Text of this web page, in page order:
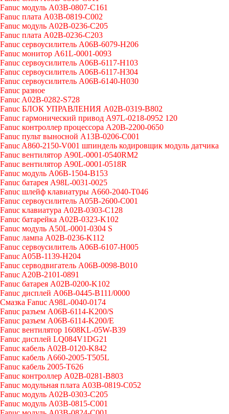
Fanuc модуль A03B-0807-C161
Fanuc плата A03B-0819-C002
Fanuc модуль A02B-0236-C205
Fanuc плата A02B-0236-C203
Fanuc сервоусилитель A06B-6079-H206
Fanuc монитор A61L-0001-0093
Fanuc сервоусилитель A06B-6117-H103
Fanuc сервоусилитель A06B-6117-H304
Fanuc сервоусилитель A06B-6140-H030
Fanuc разное
Fanuc A02B-0282-S728
Fanuc БЛОК УПРАВЛЕНИЯ A02B-0319-B802
Fanuc гармонический привод A97L-0218-0952 120
Fanuc контроллер процессора A20B-2200-0650
Fanuc пульт выносной A13B-0206-C001
Fanuc A860-2150-V001 шпиндель кодировщик модуль датчика
Fanuc вентилятор A90L-0001-0540RM2
Fanuc вентилятор A90L-0001-0518R
Fanuc модуль A06B-1504-B153
Fanuc батарея A98L-0031-0025
Fanuc шлейф клавиатуры A660-2040-T046
Fanuc сервоусилитель A05B-2600-C001
Fanuc клавиатура A02B-0303-C128
Fanuc батарейка A02B-0323-K102
Fanuc модуль A50L-0001-0304 S
Fanuc лампа A02B-0236-K112
Fanuc сервоусилитель A06B-6107-H005
Fanuc A05B-1139-H204
Fanuc серводвигатель A06B-0098-B010
Fanuc A20B-2101-0891
Fanuc батарея A02B-0200-K102
Fanuc дисплей А06В-0445-В111/0000
Cмазка Fanuc A98L-0040-0174
Fanuc разъем A06B-6114-K200/S
Fanuc разъем A06B-6114-K200/E
Fanuc вентилятор 1608KL-05W-B39
Fanuc дисплей LQ084V1DG21
Fanuc кабель A02B-0120-K842
Fanuc кабель A660-2005-T505L
Fanuc кабель 2005-T626
Fanuc контроллер A02B-0281-B803
Fanuc модульная плата A03B-0819-C052
Fanuc модуль A02B-0303-C205
Fanuc модуль A03B-0815-C001